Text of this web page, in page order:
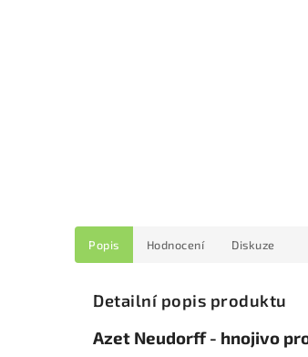
Popis Hodnocení Diskuze
Detailní popis produktu
Azet Neudorff - hnojivo